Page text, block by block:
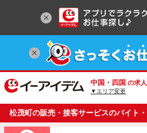
中国・四国 の求人
▼エリア変更
松茂町の販売・接客サービスのバイト
報一覧